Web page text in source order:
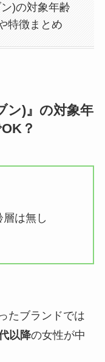
)の対象年齢
特徴まとめ
ン)』の対象年
？
は無し
たブランドでは
以降の女性が中